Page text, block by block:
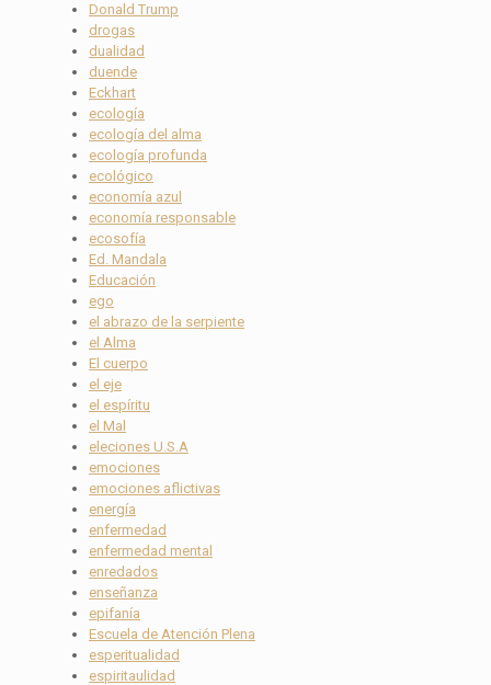
Donald Trump
drogas
dualidad
duende
Eckhart
ecología
ecología del alma
ecología profunda
ecológico
economía azul
economía responsable
ecosofía
Ed. Mandala
Educación
ego
el abrazo de la serpiente
el Alma
El cuerpo
el eje
el espíritu
el Mal
eleciones U.S.A
emociones
emociones aflictivas
energía
enfermedad
enfermedad mental
enredados
enseñanza
epifanía
Escuela de Atención Plena
esperitualidad
espiritaulidad